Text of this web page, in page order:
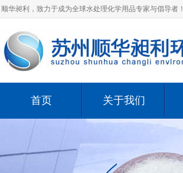
顺华昶利，致力于成为全球水处理化学用品专家与倡导者！
首页 关于我们